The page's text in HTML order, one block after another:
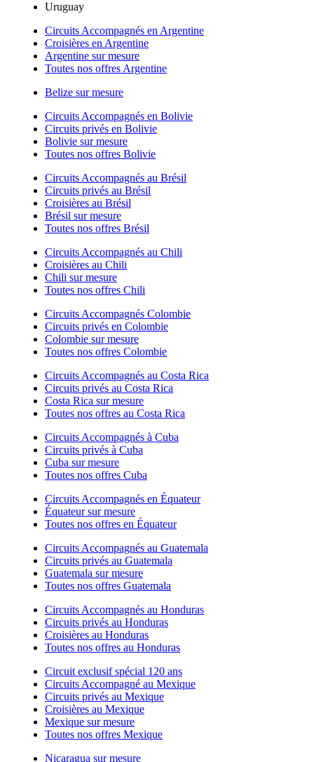
Uruguay
Circuits Accompagnés en Argentine
Croisières en Argentine
Argentine sur mesure
Toutes nos offres Argentine
Belize sur mesure
Circuits Accompagnés en Bolivie
Circuits privés en Bolivie
Bolivie sur mesure
Toutes nos offres Bolivie
Circuits Accompagnés au Brésil
Circuits privés au Brésil
Croisières au Brésil
Brésil sur mesure
Toutes nos offres Brésil
Circuits Accompagnés au Chili
Croisières au Chili
Chili sur mesure
Toutes nos offres Chili
Circuits Accompagnés Colombie
Circuits privés en Colombie
Colombie sur mesure
Toutes nos offres Colombie
Circuits Accompagnés au Costa Rica
Circuits privés au Costa Rica
Costa Rica sur mesure
Toutes nos offres au Costa Rica
Circuits Accompagnés à Cuba
Circuits privés à Cuba
Cuba sur mesure
Toutes nos offres Cuba
Circuits Accompagnés en Équateur
Équateur sur mesure
Toutes nos offres en Équateur
Circuits Accompagnés au Guatemala
Circuits privés au Guatemala
Guatemala sur mesure
Toutes nos offres Guatemala
Circuits Accompagnés au Honduras
Circuits privés au Honduras
Croisières au Honduras
Toutes nos offres au Honduras
Circuit exclusif spécial 120 ans
Circuits Accompagné au Mexique
Circuits privés au Mexique
Croisières au Mexique
Mexique sur mesure
Toutes nos offres Mexique
Nicaragua sur mesure